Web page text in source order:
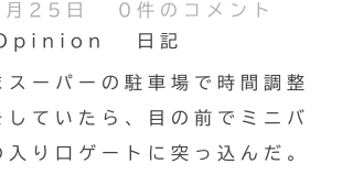
25日
0件のコメント
日記
スーパーの駐車場で時間調整
していたら、目の前でミニバ
入り口ゲートに突っ込んだ。